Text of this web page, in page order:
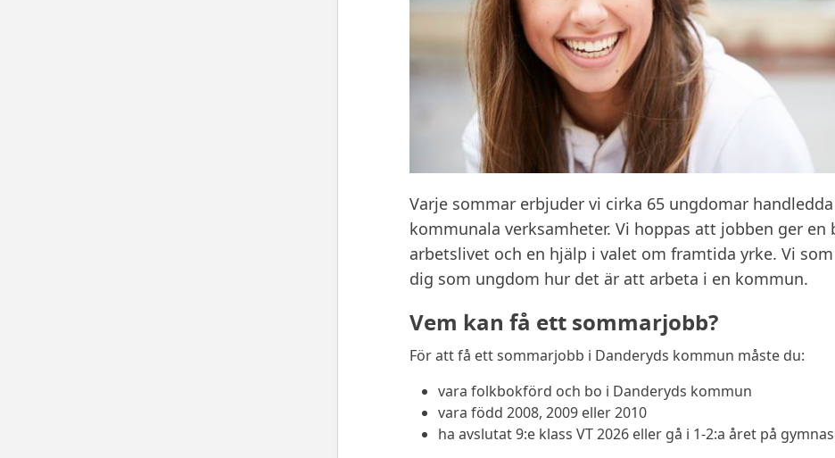
Varje sommar erbjuder vi cirka 65 ungdomar
kommunala verksamheter. Vi hoppas att jobben ger
arbetslivet och en hjälp i valet om framtida yrke. Vi
dig som ungdom hur det är att arbeta i en kommun.
Vem kan få ett sommarjobb?
För att få ett sommarjobb i Danderyds kommun måste du:
vara folkbokförd och bo i Danderyds kommun
vara född 2008, 2009 eller 2010
ha avslutat 9:e klass VT 2026 eller gå i 1-2:a året på